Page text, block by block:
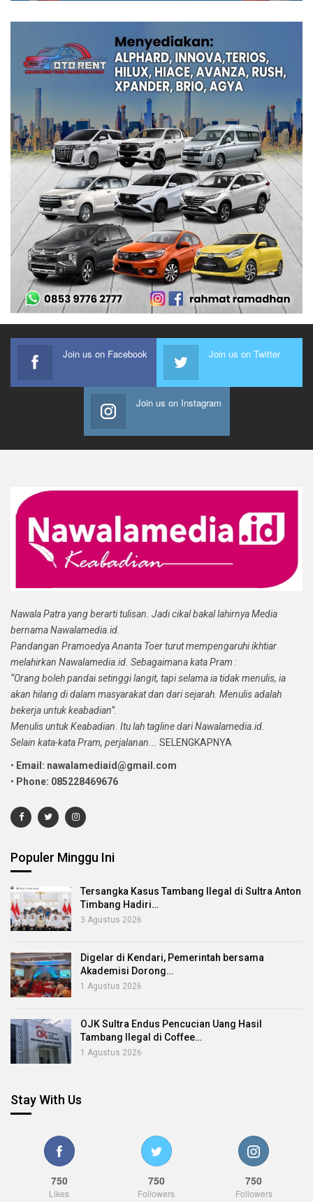
Join us on Facebook Join us on Twitter
Join us on Instagram
Nawala Patra yang berarti tulisan. Jadi cikal bakal lahirnya Media
bernama Nawalamedia.id.
Pandangan Pramoedya Ananta Toer turut mempengaruhi ikhtiar
melahirkan Nawalamedia.id. Sebagaimana kata Pram :
“Orang boleh pandai setinggi langit, tapi selama ia tidak menulis, ia
akan hilang di dalam masyarakat dan dari sejarah. Menulis adalah
bekerja untuk keabadian”.
Menulis untuk Keabadian. Itu lah tagline dari Nawalamedia.id.
Selain kata-kata Pram, perjalanan...
SELENGKAPNYA
• Email: nawalamediaid@gmail.com
• Phone: 085228469676
Populer Minggu Ini
Tersangka Kasus Tambang Ilegal di Sultra Anton
Timbang Hadiri…
3 Agustus 2026
Digelar di Kendari, Pemerintah bersama
Akademisi Dorong…
1 Agustus 2026
OJK Sultra Endus Pencucian Uang Hasil
Tambang Ilegal di Coffee…
1 Agustus 2026
Stay With Us
750
Likes
750
Followers
750
Followers